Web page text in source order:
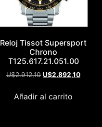
Reloj Tissot Supersport
Chrono
T125.617.21.051.00
U$2.912,10 U$2.892,10
Añadir al carrito